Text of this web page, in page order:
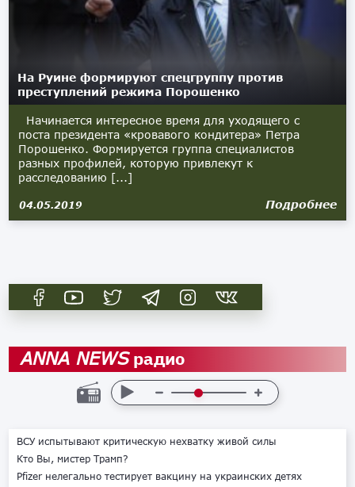
На Руине формируют спецгруппу против
преступлений режима Порошенко
Начинается интересное время для уходящего с
поста президента «кровавого кондитера» Петра
Порошенко. Формируется группа специалистов
разных профилей, которую привлекут к
расследованию [...]
04.05.2019 Подробнее
ANNA NEWSрадио
ВСУ испытывают критическую нехватку живой силы
Кто Вы, мистер Трамп?
Pfizer нелегально тестирует вакцину на украинских детях